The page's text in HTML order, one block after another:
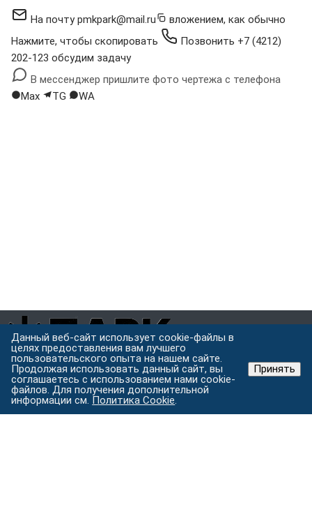
На почту pmkpark@mail.ru
вложением, как обычно
Нажмите, чтобы скопировать
Позвонить +7 (4212)
202-123 обсудим задачу
В мессенджер пришлите фото чертежа с телефона
Max
TG WA
Завод металлоконструкций полного цикла в Хабаровске.
Проектируем, режем, варим и защищаем металл под одной
крышей.
Хабаровск, ул. Строительная 24 с.5
Данный веб-сайт использует cookie-файлы в
целях предоставления вам лучшего
пользовательского опыта на нашем сайте.
Продолжая использовать данный сайт, вы
соглашаетесь с использованием нами cookie-
файлов. Для получения дополнительной
информации см. Политика Cookie.
Принять